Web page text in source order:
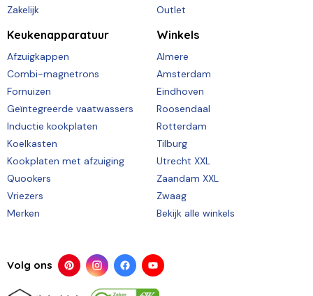
Zakelijk
Outlet
Keukenapparatuur
Afzuigkappen
Combi-magnetrons
Fornuizen
Geïntegreerde vaatwassers
Inductie kookplaten
Koelkasten
Kookplaten met afzuiging
Quookers
Vriezers
Merken
Winkels
Almere
Amsterdam
Eindhoven
Roosendaal
Rotterdam
Tilburg
Utrecht XXL
Zaandam XXL
Zwaag
Bekijk alle winkels
Volg ons